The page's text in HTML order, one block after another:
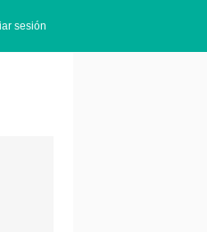
sesión